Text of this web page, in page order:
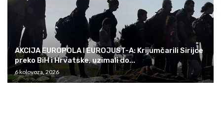
AKCIJA EUROPOLA I EUROJUST-A: Krijumčarili Sirijce
preko BiH i Hrvatske, uzimali do...
6 kolovoza, 2026